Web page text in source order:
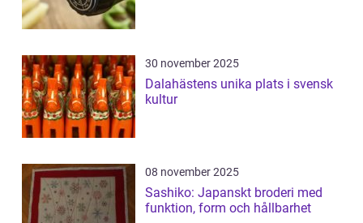
30 november 2025
Dalahästens unika plats i svensk
kultur
08 november 2025
Sashiko: Japanskt broderi med
funktion, form och hållbarhet